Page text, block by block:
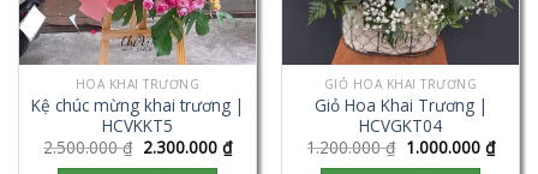
HOA KHAI TRƯƠNG
Kệ chúc mừng khai trương |
HCVKKT5
2.500.000₫ 2.300.000 ₫
GIỎ HOA KHAI TRƯƠNG
Giỏ Hoa Khai Trương |
HCVGKT04
1.200.000₫ 1.000.000 ₫